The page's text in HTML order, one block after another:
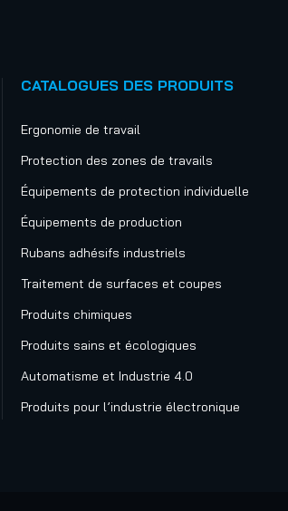
CATALOGUES DES PRODUITS
Ergonomie de travail
Protection des zones de travails
Équipements de protection individuelle
Équipements de production
Rubans adhésifs industriels
Traitement de surfaces et coupes
Produits chimiques
Produits sains et écologiques
Automatisme et Industrie 4.0
Produits pour l’industrie électronique